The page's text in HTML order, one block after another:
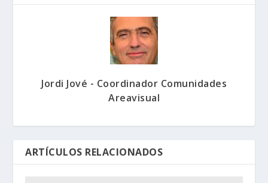
Jordi Jové - Coordinador Comunidades
Areavisual
ARTÍCULOS RELACIONADOS